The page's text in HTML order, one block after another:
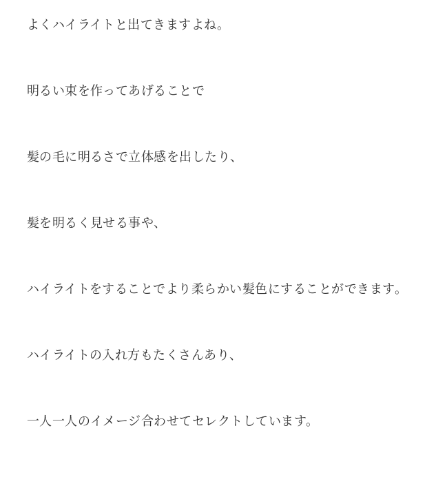
よくハイライトと出てきますよね。
明るい束を作ってあげることで
髪の毛に明るさで立体感を出したり、
髪を明るく見せる事や、
ハイライトをすることでより柔らかい髪色にすることができます。
ハイライトの入れ方もたくさんあり、
一人一人のイメージ合わせてセレクトしています。